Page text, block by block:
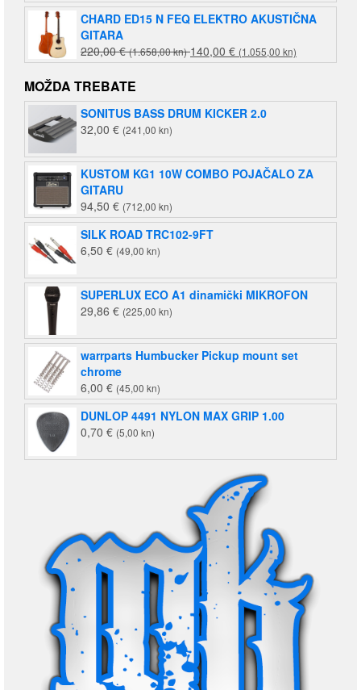
CHARD ED15 N FEQ ELEKTRO AKUSTIČNA
GITARA
220,00€ (1.658,00 kn)Izvorna
cijena
je:
220,00 €
140,00 € (1.055,00 kn)
cijena
140,00 €
MOŽDA TREBATE
SONITUS BASS DRUM KICKER 2.0
32,00 € (241,00 kn)
KUSTOM KG1 10W COMBO POJAČALO ZA
GITARU
94,50 € (712,00 kn)
SILK ROAD TRC102-9FT
6,50 € (49,00 kn)
SUPERLUX ECO A1 dinamički MIKROFON
29,86 € (225,00 kn)
warrparts Humbucker Pickup mount set
chrome
6,00 € (45,00 kn)
DUNLOP 4491 NYLON MAX GRIP 1.00
0,70 € (5,00 kn)